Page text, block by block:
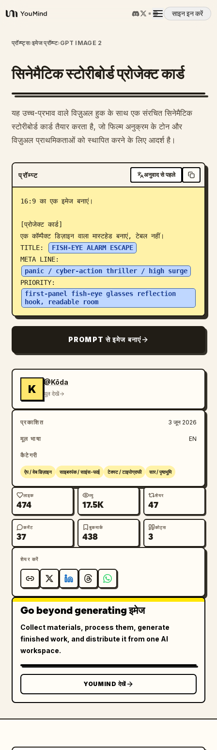
YouMind
साइन इन करें
अवलोकन
उपयोग के मामले
प्रॉम्प्ट
मूल्य निर्धारण
डाउनलोड
अपडेट
प्रॉम्प्ट्स›इमेज प्रॉम्प्ट›GPT IMAGE 2
सिनेमैटिक स्टोरीबोर्ड प्रोजेक्ट कार्ड
यह उच्च-प्रभाव वाले विज़ुअल हुक के साथ एक संरचित सिनेमैटिक
स्टोरीबोर्ड कार्ड तैयार करता है, जो फिल्म अनुक्रम के टोन और
विज़ुअल प्राथमिकताओं को स्थापित करने के लिए आदर्श है।
प्रॉम्प्ट अनुवाद से पहले
16:9 का एक इमेज बनाएं।
[प्रोजेक्ट कार्ड]
एक कॉम्पैक्ट डिज़ाइन वाला मास्टहेड बनाएं, टेबल नहीं।
TITLE:
FISH-EYE ALARM ESCAPE
META LINE:
panic / cyber-action thriller / high surge
PRIORITY:
first-panel fish-eye glasses reflection
hook, readable room
PROMPT से इमेज बनाएं
K
@Kōda
मूल देखें
प्रकाशित 3 जून 2026
मूल भाषा EN
कैटेगरी
ऐप / वेब डिज़ाइन साइबरपंक / साइंस-फाई टेक्स्ट / टाइपोग्राफी सार / पृष्ठभूमि
लाइक
474
व्यू
17.5K
शेयर
47
कमेंट
37
बुकमार्क
438
कोट्स
3
शेयर करें
Go beyond generating इमेज
Collect materials, process them, generate
finished work, and distribute it from one AI
workspace.
YOUMIND देखें